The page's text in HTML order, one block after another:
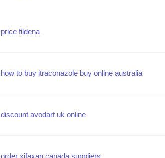
price fildena
how to buy itraconazole buy online australia
discount avodart uk online